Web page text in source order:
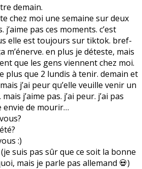
demain.
chez moi une semaine sur deux
j’aime pas ces moments. c’est
elle est toujours sur tiktok. bref-
m’énerve. en plus je déteste, mais
que les gens viennent chez moi.
plus que 2 lundis à tenir. demain et
j’ai peur qu’elle veuille venir un
j’aime pas. j’ai peur. j’ai pas
envie de mourir…
:)
suis pas sûr que ce soit la bonne
mais je parle pas allemand 💀)